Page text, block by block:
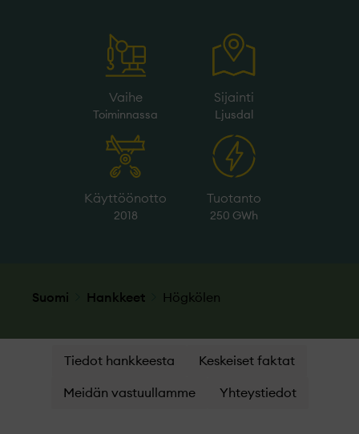
Vaihe
Toiminnassa
Sijainti
Ljusdal
Käyttöönotto
2018
Tuotanto
250 GWh
Suomi Hankkeet Högkölen
Tiedot hankkeesta Keskeiset faktat
Meidän vastuullamme Yhteystiedot